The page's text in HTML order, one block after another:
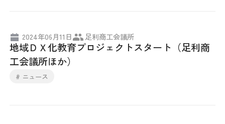
2024年06月11日 足利商工会議所
地域ＤＸ化教育プロジェクトスタート（足利商
工会議所ほか）
# ニュース